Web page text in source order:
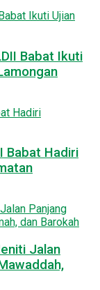
Babat Ikuti
Babat Hadiri
Jalan